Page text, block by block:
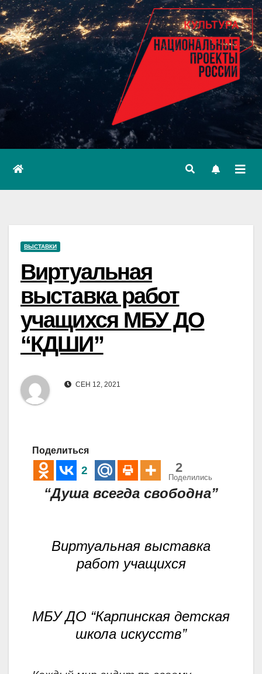
ВЫСТАВКИ
Виртуальная
выставка работ
учащихся МБУ ДО
“КДШИ”
СЕН 12, 2021
Поделиться
2 2
Поделились
“Душа всегда свободна”
Виртуальная выставка
работ учащихся
МБУ ДО “Карпинская детская
школа искусств”